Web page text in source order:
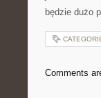
będzie dużo
Comments